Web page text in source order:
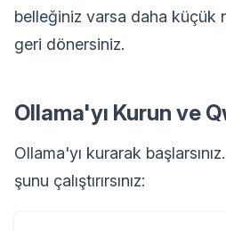
belleğiniz varsa daha küçük
geri dönersiniz.
Ollama'yı Kurun ve
Ollama'yı kurarak
şunu çalıştırırsınız: